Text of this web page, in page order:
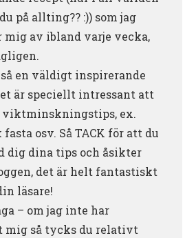
på allting?? :)) som jag
mig av ibland varje vecka,
en väldigt inspirerande
är speciellt intressant att
viktminskningstips, ex.
osv. Så TACK för att du
dig dina tips och åsikter
det är helt fantastiskt
läsare!
– om jag inte har
mig så tycks du relativt